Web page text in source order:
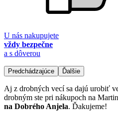
U nás nakupujete
vždy bezpečne
a s dôverou
Predchádzajúce Ďalšie
Aj z drobných vecí sa dajú urobiť
drobným ste pri nákupoch na
na Dobrého Anjela. Ďakujeme!